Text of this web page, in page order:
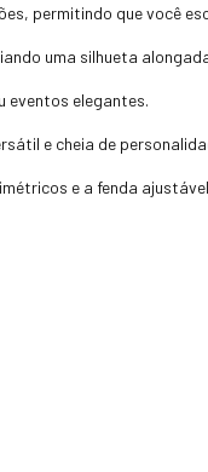
permitindo que você
uma silhueta
eventos elegantes.
e cheia de
e a fenda